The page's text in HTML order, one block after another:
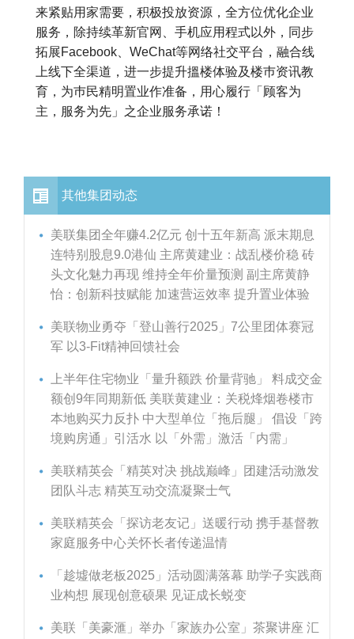
来紧贴用家需要，积极投放资源，全方位优化企业
服务，除持续革新官网、手机应用程式以外，同步
拓展Facebook、WeChat等网络社交平台，融合线
上线下全渠道，进一步提升搵楼体验及楼巿资讯教
育，为巿民精明置业作准备，用心履行「顾客为
主，服务为先」之企业服务承诺！
其他集团动态
美联集团全年赚4.2亿元 创十五年新高 派末期息
连特别股息9.0港仙 主席黄建业：战乱楼价稳 砖
头文化魅力再现 维持全年价量预测 副主席黄静
怡：创新科技赋能 加速营运效率 提升置业体验
美联物业勇夺「登山善行2025」7公里团体赛冠
军 以3-Fit精神回馈社会
上半年住宅物业「量升额跌 价量背驰」 料成交金
额创9年同期新低 美联黄建业：关税烽烟卷楼市
本地购买力反扑 中大型单位「拖后腿」 倡设「跨
境购房通」引活水 以「外需」激活「内需」
美联精英会「精英对决 挑战巅峰」团建活动激发
团队斗志 精英互动交流凝聚士气
美联精英会「探访老友记」送暖行动 携手基督教
家庭服务中心关怀长者传递温情
「趁墟做老板2025」活动圆满落幕 助学子实践商
业构想 展现创意硕果 见证成长蜕变
美联「美豪滙」举办「家族办公室」茶聚讲座 汇